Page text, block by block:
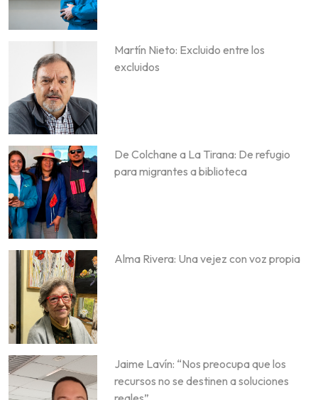
Martín Nieto: Excluido entre los
excluidos
De Colchane a La Tirana: De refugio
para migrantes a biblioteca
Alma Rivera: Una vejez con voz propia
Jaime Lavín: “Nos preocupa que los
recursos no se destinen a soluciones